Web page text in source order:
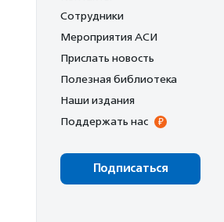
Сотрудники
Мероприятия АСИ
Прислать новость
Полезная библиотека
Наши издания
Поддержать нас
Подписаться